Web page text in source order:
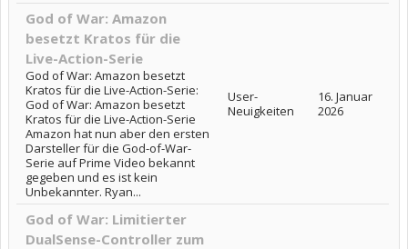
God of War: Amazon
besetzt Kratos für die
Live-Action-Serie
God of War: Amazon besetzt
Kratos für die Live-Action-Serie:
God of War: Amazon besetzt
Kratos für die Live-Action-Serie
Amazon hat nun aber den ersten
Darsteller für die God-of-War-
Serie auf Prime Video bekannt
gegeben und es ist kein
Unbekannter. Ryan...
User-
Neuigkeiten
16. Januar
2026
God of War: Limitierter
DualSense-Controller zum